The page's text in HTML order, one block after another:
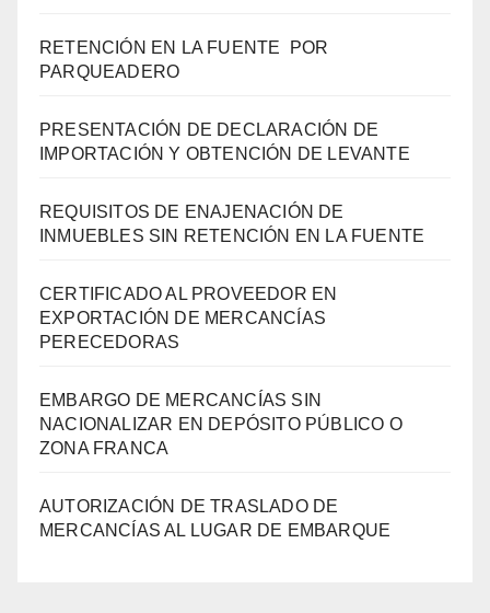
RETENCIÓN EN LA FUENTE POR
PARQUEADERO
PRESENTACIÓN DE DECLARACIÓN DE
IMPORTACIÓN Y OBTENCIÓN DE LEVANTE
REQUISITOS DE ENAJENACIÓN DE
INMUEBLES SIN RETENCIÓN EN LA FUENTE
CERTIFICADO AL PROVEEDOR EN
EXPORTACIÓN DE MERCANCÍAS
PERECEDORAS
EMBARGO DE MERCANCÍAS SIN
NACIONALIZAR EN DEPÓSITO PÚBLICO O
ZONA FRANCA
AUTORIZACIÓN DE TRASLADO DE
MERCANCÍAS AL LUGAR DE EMBARQUE